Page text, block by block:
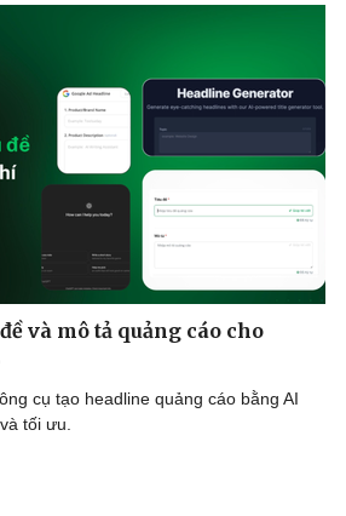
và mô tả quảng cáo cho
cụ tạo headline quảng cáo bằng AI
tối ưu.